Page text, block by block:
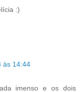
:)
às 14:44
imenso e os dois